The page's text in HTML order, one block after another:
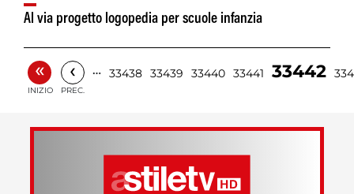
Al via progetto logopedia per scuole infanzia
«
INIZIO
‹
PREC.
… 33438 33439 33440 33441 33442